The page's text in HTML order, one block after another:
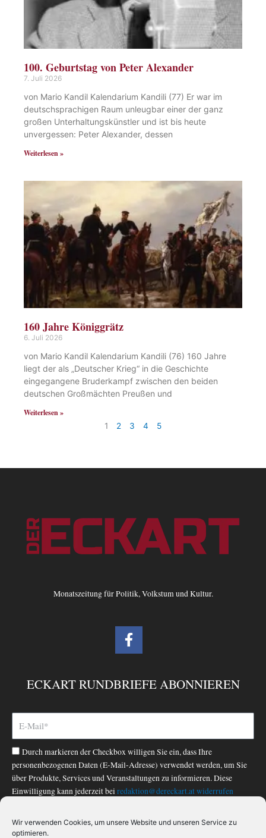
Wir verwenden Cookies, um unsere Website und unseren Service zu
optimieren.
100. Geburtstag von Peter Alexander
7. Juli 2026
von Mario Kandil Kalendarium Kandili (77) Er war im
deutschsprachigen Raum unleugbar einer der ganz
großen Unterhaltungskünstler und ist bis heute
unvergessen: Peter Alexander, dessen
Weiterlesen »
160 Jahre Königgrätz
6. Juli 2026
von Mario Kandil Kalendarium Kandili (76) 160 Jahre
liegt der als „Deutscher Krieg“ in die Geschichte
eingegangene Bruderkampf zwischen den beiden
deutschen Großmächten Preußen und
Weiterlesen »
1 2 3 4 5
Monatszeitung für Politik, Volkstum und Kultur.
F
a
b
o
-
f
ECKART RUNDBRIEFE ABONNIEREN
Durch markieren der Checkbox willigen Sie ein, dass Ihre
personenbezogenen Daten (E-Mail-Adresse) verwendet werden, um Sie
über Produkte, Services und Veranstaltungen zu informieren. Diese
Einwilligung kann jederzeit bei redaktion@dereckart.atwiderrufen
Datenschutzerklärung